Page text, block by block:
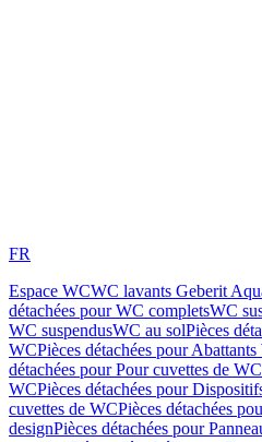
FR
Espace WCWC lavants Geberit
détachées pour WC completsWC
WC suspendusWC au solPièces
WCPièces détachées pour
détachées pour Pour cuvettes de WC
WCPièces détachées pour
cuvettes de WCPièces détachées
designPièces détachées pour